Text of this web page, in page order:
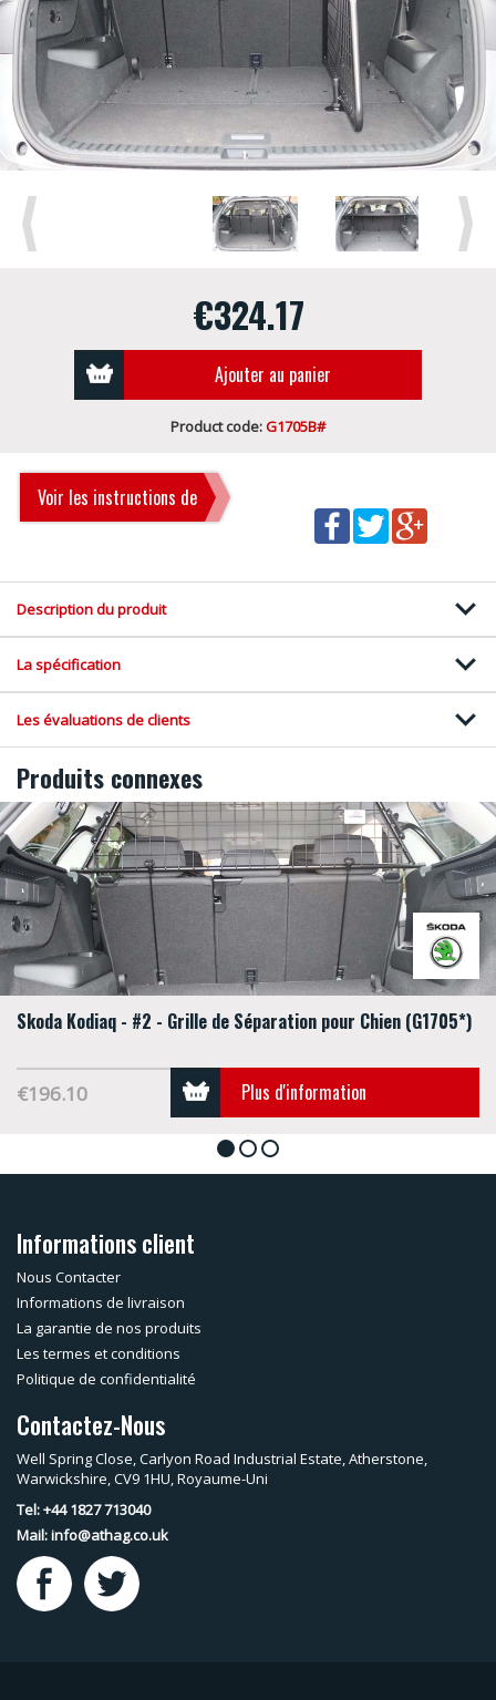
Previous Next
€324.17
Ajouter au panier
Product code:G1705B#
Voir les instructions de
Description du produit
La spécification
Les évaluations de clients
Produits connexes
Skoda Kodiaq - #2 - Grille de Séparation pour Chien (G1705*)
€196.10 Plus d'information
1 2 3
Informations client
Nous Contacter
Informations de livraison
La garantie de nos produits
Les termes et conditions
Politique de confidentialité
Contactez-Nous
Well Spring Close, Carlyon Road Industrial Estate, Atherstone,
Warwickshire, CV9 1HU, Royaume-Uni
Tel: +44 1827 713040
Mail:info@athag.co.uk